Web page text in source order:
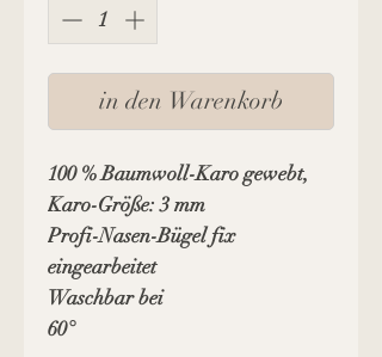
in den Warenkorb
100 % Baumwoll-Karo gewebt,
Karo-Größe: 3 mm
Profi-Nasen-Bügel fix
eingearbeitet
Waschbar bei
60°